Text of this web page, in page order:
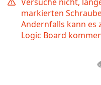
markierten
Andernfalls kann es
Logic Board